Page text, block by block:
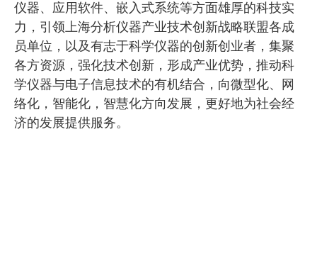
仪器、应用软件、嵌入式系统等方面雄厚的科技实
力，引领上海分析仪器产业技术创新战略联盟各成
员单位，以及有志于科学仪器的创新创业者，集聚
各方资源，强化技术创新，形成产业优势，推动科
学仪器与电子信息技术的有机结合，向微型化、网
络化，智能化，智慧化方向发展，更好地为社会经
济的发展提供服务。